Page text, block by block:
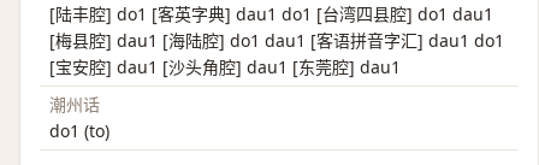
[陆丰腔] do1 [客英字典] dau1 do1 [台湾四县腔] do1 dau1
[梅县腔] dau1 [海陆腔] do1 dau1 [客语拼音字汇] dau1 do1
[宝安腔] dau1 [沙头角腔] dau1 [东莞腔] dau1
潮州话
do1 (to)